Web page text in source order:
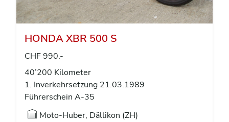
HONDA XBR 500 S
CHF 990.-
40’200 Kilometer
1. Inverkehrsetzung 21.03.1989
Führerschein A-35
Moto-Huber, Dällikon (ZH)